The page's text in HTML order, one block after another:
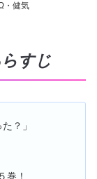
・健気
すじ
？」
巻！